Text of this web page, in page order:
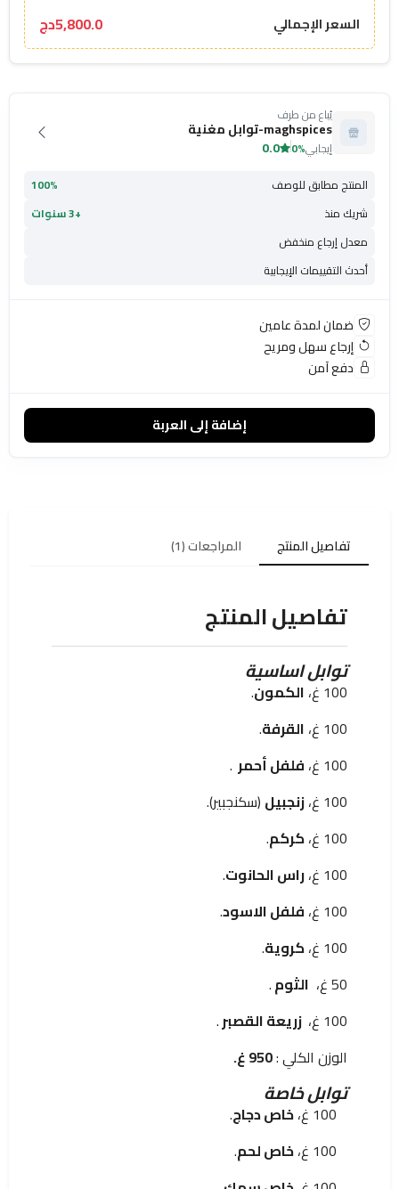
5,800.0دج السعر الإجمالي
يُباع من طرف
maghspices-توابل مغنية
إيجابي0%
0.0
المنتج مطابق للوصف
100%
شريك منذ
+3 سنوات
معدل إرجاع منخفض
أحدث التقييمات الإيجابية
ضمان لمدة عامين
إرجاع سهل ومريح
دفع آمن
إضافة إلى العربة
تفاصيل المنتج المراجعات (1)
تفاصيل المنتج
توابل اساسية
100 غ، الكمون.
100 غ،
القرفة.
100 غ،
فلفل أحمر
100 غ،
زنجبيل(سكنجبير).
100 غ،
كركم.
100 غ،
راس الحانوت.
100 غ،
فلفل الاسود.
100 غ،
كروية.
50 غ،
الثوم
100 غ،
زريعة القصبر
الوزن الكلي :950 غ.
توابل خاصة
خاص دجاج.
خاص لحم.